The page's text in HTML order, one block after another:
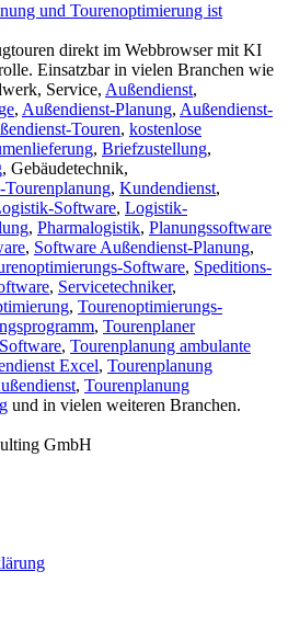
und Tourenoptimierung ist
direkt im Webbrowser mit KI
Einsatzbar in vielen Branchen wie
Service, Außendienst,
, Außendienst-Planung, Außendienst-
Touren, kostenlose
, Briefzustellung,
, Gebäudetechnik,
, Kundendienst,
Software, Logistik-
, Pharmalogistik, Planungssoftware
, Software Außendienst-Planung,
Software, Speditions-
, Servicetechniker,
, Tourenoptimierungs-
, Tourenplaner
, Tourenplanung ambulante
Excel, Tourenplanung
, Tourenplanung
und in vielen weiteren Branchen.
GmbH